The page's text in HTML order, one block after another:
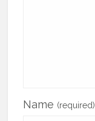
Name (required)